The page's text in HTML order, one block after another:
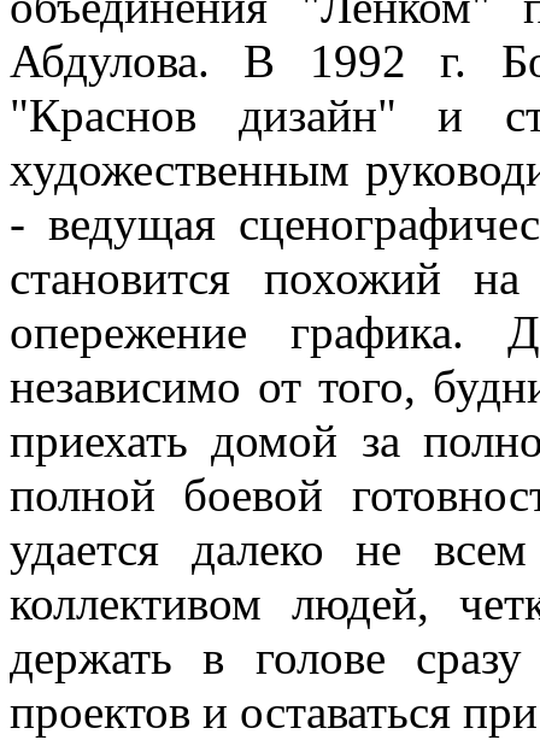
Абдулова. В 1992 г.
"Краснов дизайн" и
художественным
- ведущая
становится похожий
опережение графика.
независимо от того,
приехать домой за
полной боевой
удается далеко не
коллективом людей,
держать в голове
проектов и оставаться